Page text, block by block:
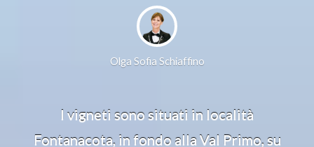
Olga Sofia Schiaffino
I vigneti sono situati in località
Fontanacota, in fondo alla Val Primo, su